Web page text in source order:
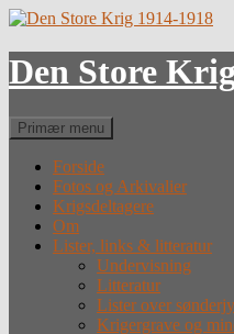
Hop
indhold
Den Store
Søg
Primær menu
Forside
Fotos og Arkivalier
Krigsdeltagere
Om
Lister, links & litteratur
Undervisning
Litteratur
Lister over
Krigergrave og